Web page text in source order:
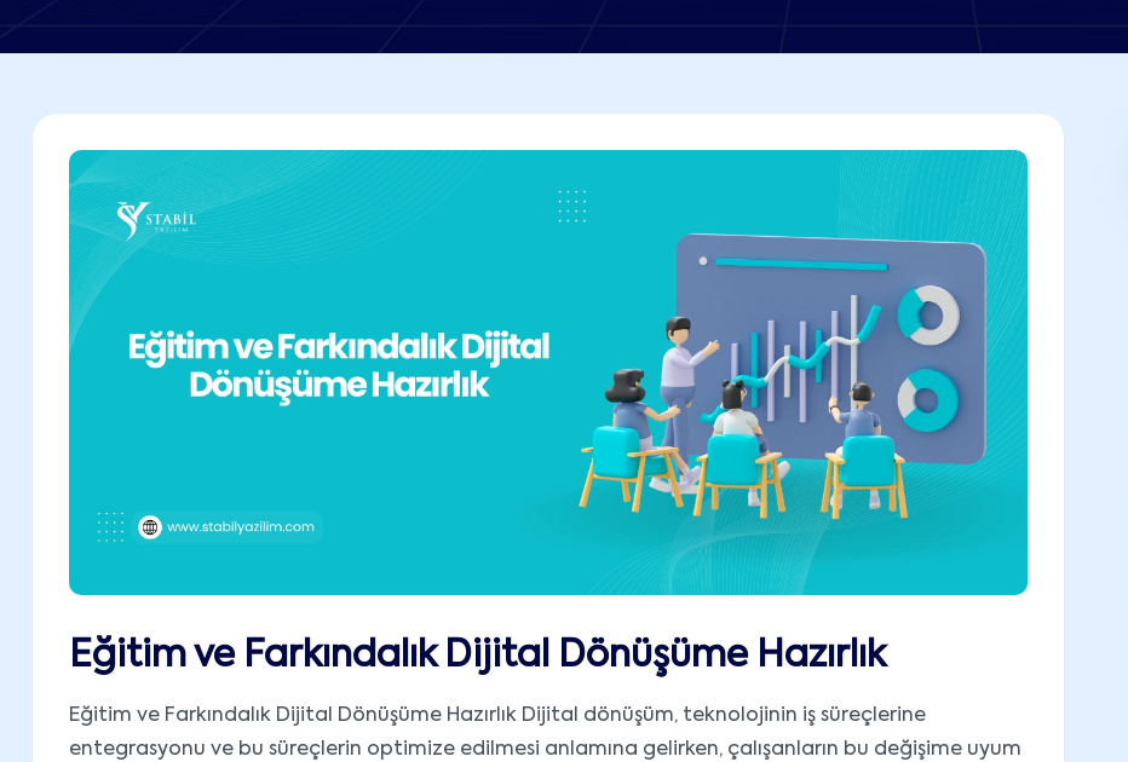
Eğitim ve Farkındalık Dijital Dönüşüme Hazırlık
Eğitim ve Farkındalık Dijital Dönüşüme Hazırlık Dijital dönüşüm, teknolojinin iş süreçlerine
entegrasyonu ve bu süreçlerin optimize edilmesi anlamına gelirken, çalışanların bu değişime uyum